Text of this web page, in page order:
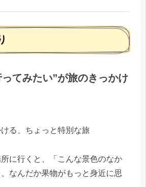
てみたい”が旅のきっかけ
る、ちょっと特別な旅
に行くと、「こんな景色のなか
なんだか果物がもっと身近に思